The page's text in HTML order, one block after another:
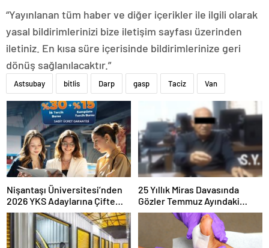
“Yayınlanan tüm haber ve diğer içerikler ile ilgili olarak
yasal bildirimlerinizi bize iletişim sayfası üzerinden
iletiniz. En kısa süre içerisinde bildirimlerinize geri
dönüş sağlanılacaktır.”
Astsubay bitlis Darp gasp Taciz Van
Nişantaşı Üniversitesi’nden
2026 YKS Adaylarına Çifte
Güvence: Sabit Ücret ve
Kesintisiz Burs
25 Yıllık Miras Davasında
Gözler Temmuz Ayındaki
Karar Duruşmasına Çevrildi